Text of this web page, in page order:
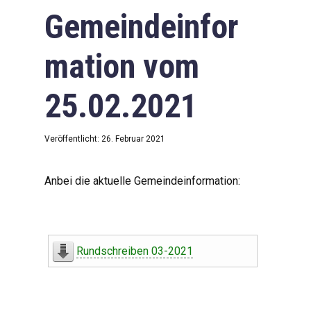
Downloads
Impressum
Datenschutzerklärung
Gemeindeinfor
mation vom
25.02.2021
Veröffentlicht: 26. Februar 2021
Anbei die aktuelle Gemeindeinformation:
Rundschreiben 03-2021